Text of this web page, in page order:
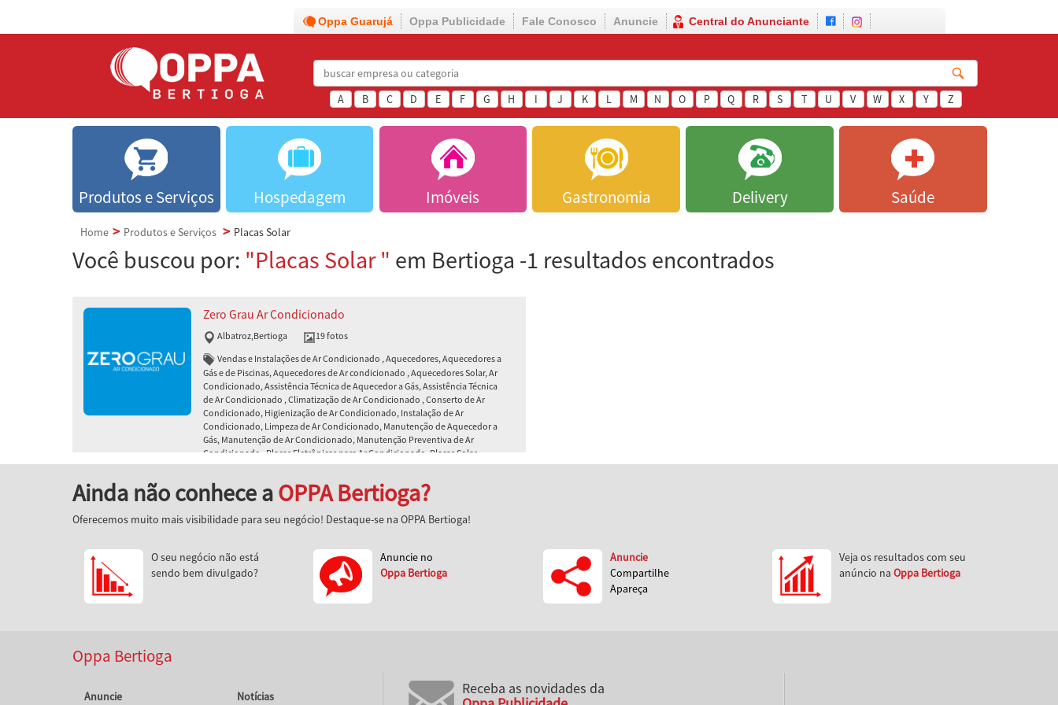
Oppa Guarujá Oppa Publicidade Fale Conosco Anuncie Central do Anunciante
A B C D E F G H I J K L M N O P Q R S T U V W X Y Z
Produtos e Serviços Hospedagem Imóveis Gastronomia Delivery Saúde
Home Produtos e Serviços Placas Solar
Você buscou por: "Placas Solar " em Bertioga -1 resultados encontrados
Zero Grau Ar Condicionado
Albatroz,Bertioga
19 fotos
Vendas e Instalações de Ar Condicionado , Aquecedores, Aquecedores a
Gás e de Piscinas, Aquecedores de Ar condicionado , Aquecedores Solar, Ar
Condicionado, Assistência Técnica de Aquecedor a Gás, Assistência Técnica
de Ar Condicionado , Climatização de Ar Condicionado , Conserto de Ar
Condicionado, Higienização de Ar Condicionado, Instalação de Ar
Condicionado, Limpeza de Ar Condicionado, Manutenção de Aquecedor a
Gás, Manutenção de Ar Condicionado, Manutenção Preventiva de Ar
Condicionado , Placas Eletrônicas para Ar Condicionado, Placas Solar ,
Recuperação de placas ar condicionado , Refrigeração
Ar-Condicionado - Instalação, venda, Manutenção preventiva e
corretiva, recuperação de placas eletrônicas, especialidade em
aparelhos Inverter de todas as marcas e modelos .
Ainda não conhece aOPPA Bertioga?
Oferecemos muito mais visibilidade para seu negócio! Destaque-se na OPPA Bertioga!
O seu negócio não está
sendo bem divulgado?
Anuncie no
Oppa Bertioga
Anuncie
Compartilhe
Apareça
Veja os resultados com seu
anúncio na Oppa Bertioga
Oppa Bertioga
Anuncie Notícias
Receba as novidades da